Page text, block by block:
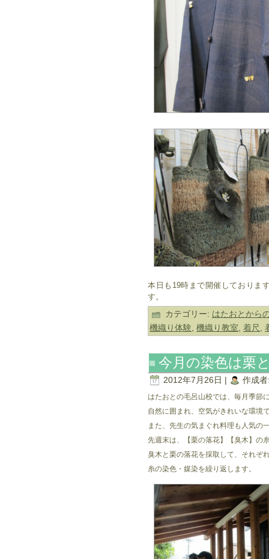
本日も19時まで開催しておりま
す。
カテゴリー: はたおとから
機織り体験 機織り教室 着尺
今月の染色は栗
2012年7月26日 | 作成
はたおとの毛呂山校では、毎月季節
自然に囲まれ、空気がきれいな環境
また、先生の気まぐれ料理も人気の
先週末は、【栗の落花】【臭木】の
臭木と栗の落花を採取して、それぞ
糸の染色・媒染を繰り返します。